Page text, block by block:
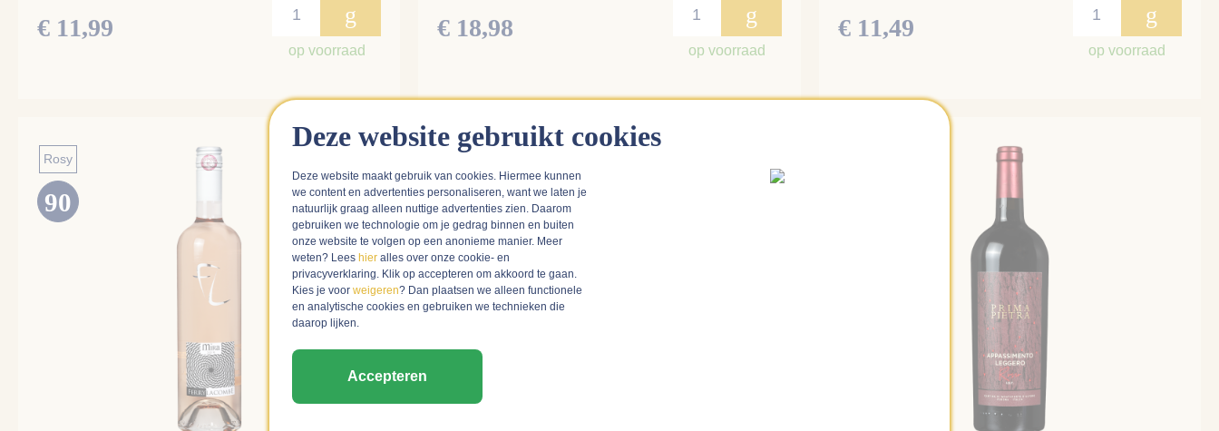
€ 11,99 g
op voorraad
€ 18,98 g
op voorraad
€ 11,49 g
op voorraad
Rosy
90 9
BIO
Deze website gebruikt cookies
Deze website maakt gebruik van cookies. Hiermee kunnen
we content en advertenties personaliseren, want we laten je
natuurlijk graag alleen nuttige advertenties zien. Daarom
gebruiken we technologie om je gedrag binnen en buiten
onze website te volgen op een anonieme manier. Meer
weten? Lees hier alles over onze cookie- en
privacyverklaring. Klik op accepteren om akkoord te gaan.
Kies je voor weigeren? Dan plaatsen we alleen functionele
en analytische cookies en gebruiken we technieken die
daarop lijken.
Accepteren